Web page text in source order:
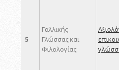
5
Γαλλικής
Γλώσσας και
Φιλολογίας